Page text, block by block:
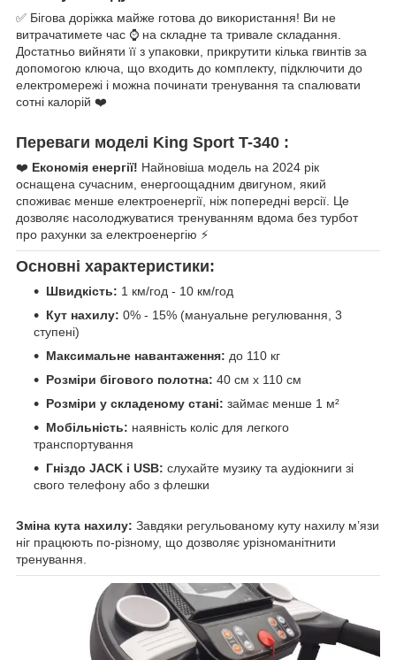
✅ Бігова доріжка майже готова до використання! Ви не
витрачатимете час ⌚ на складне та тривале складання.
Достатньо вийняти її з упаковки, прикрутити кілька гвинтів за
допомогою ключа, що входить до комплекту, підключити до
електромережі і можна починати тренування та спалювати
сотні калорій ❤️
Переваги моделі King Sport T-340 :
❤️ Економія енергії! Найновіша модель на 2024 рік
оснащена сучасним, енергоощадним двигуном, який
споживає менше електроенергії, ніж попередні версії. Це
дозволяє насолоджуватися тренуванням вдома без турбот
про рахунки за електроенергію ⚡
Основні характеристики:
Швидкість: 1 км/год - 10 км/год
Кут нахилу: 0% - 15% (мануальне регулювання, 3
ступені)
Максимальне навантаження: до 110 кг
Розміри бігового полотна: 40 см x 110 см
Розміри у складеному стані: займає менше 1 м²
Мобільність: наявність коліс для легкого
транспортування
Гніздо JACK і USB: слухайте музику та аудіокниги зі
свого телефону або з флешки
Зміна кута нахилу: Завдяки регульованому куту нахилу м’язи
ніг працюють по-різному, що дозволяє урізноманітнити
тренування.